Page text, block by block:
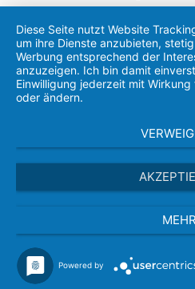
Diese Seite nutzt Website
um ihre Dienste anzubieten,
Werbung entsprechend der
anzuzeigen. Ich bin damit
Einwilligung jederzeit mit
oder ändern.
MEHR
Powered by